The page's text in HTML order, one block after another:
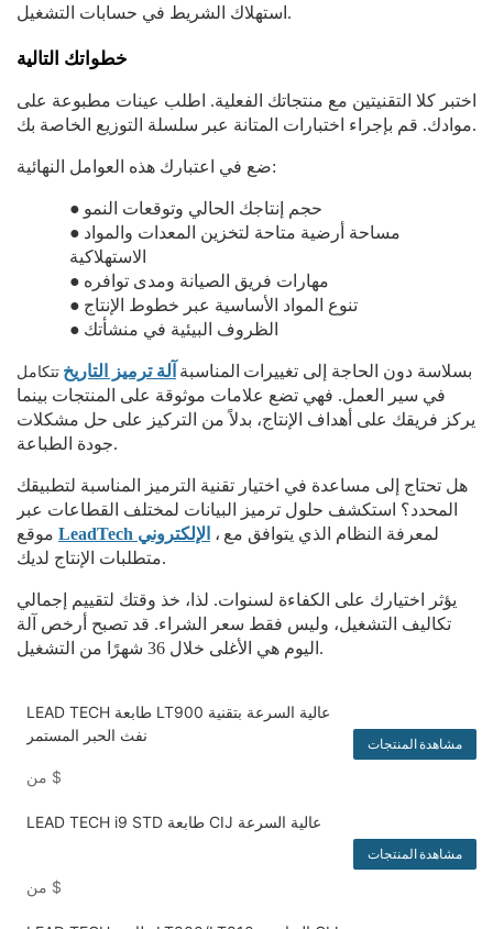
استهلاك الشريط في حسابات التشغيل.
خطواتك التالية
اختبر كلا التقنيتين مع منتجاتك الفعلية. اطلب عينات مطبوعة على
موادك. قم بإجراء اختبارات المتانة عبر سلسلة التوزيع الخاصة بك.
ضع في اعتبارك هذه العوامل النهائية:
● حجم إنتاجك الحالي وتوقعات النمو
● مساحة أرضية متاحة لتخزين المعدات والمواد
الاستهلاكية
● مهارات فريق الصيانة ومدى توافره
● تنوع المواد الأساسية عبر خطوط الإنتاج
● الظروف البيئية في منشأتك
آلة ترميز التاريخ المناسبة بسلاسة دون الحاجة إلى تغييرات
في سير العمل. فهي تضع علامات موثوقة على المنتجات بينما
يركز فريقك على أهداف الإنتاج، بدلاً من التركيز على حل مشكلات
جودة الطباعة.
هل تحتاج إلى مساعدة في اختيار تقنية الترميز المناسبة لتطبيقك
المحدد؟ استكشف حلول ترميز البيانات لمختلف القطاعات عبر
LeadTech الإلكتروني ، لمعرفة النظام الذي يتوافق مع
متطلبات الإنتاج لديك.
يؤثر اختيارك على الكفاءة لسنوات. لذا، خذ وقتك لتقييم إجمالي
تكاليف التشغيل، وليس فقط سعر الشراء. قد تصبح أرخص آلة
اليوم هي الأغلى خلال 36 شهرًا من التشغيل.
LEAD TECH طابعة LT900 عالية السرعة بتقنية
نفث الحبر المستمر
$
مشاهدة المنتجات
LEAD TECH i9 STD طابعة CIJ عالية السرعة
$
مشاهدة المنتجات